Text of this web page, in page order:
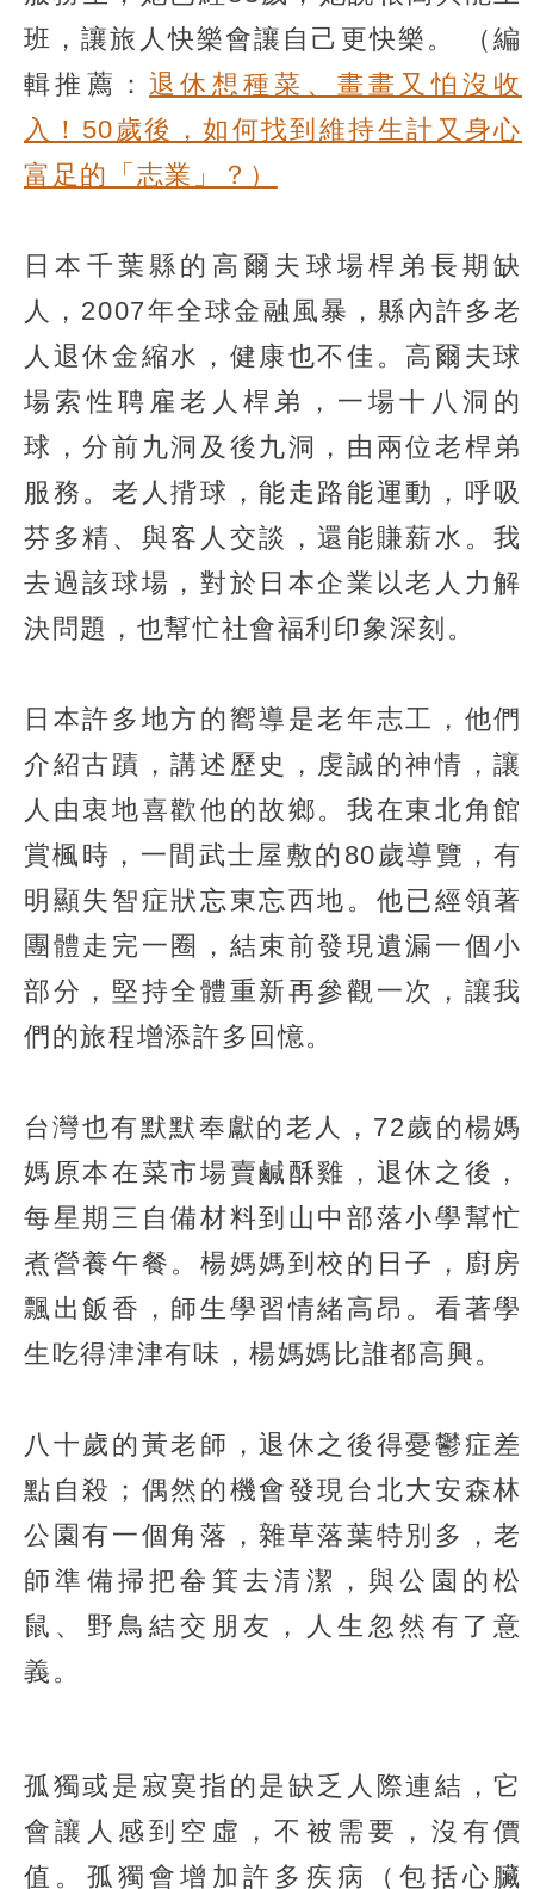
班，讓旅人快樂會讓自己更快樂。
（編
輯推薦：退休想種菜、畫畫又怕沒收
入！50歲後，如何找到維持生計又身心
富足的「志業」？）
日本千葉縣的高爾夫球場桿弟長期缺
人，2007年全球金融風暴，縣內許多老
人退休金縮水，健康也不佳。高爾夫球
場索性聘雇老人桿弟，一場十八洞的
球，分前九洞及後九洞，由兩位老桿弟
服務。老人揹球，能走路能運動，呼吸
芬多精、與客人交談，還能賺薪水。我
去過該球場，對於日本企業以老人力解
決問題，也幫忙社會福利印象深刻。
日本許多地方的嚮導是老年志工，他們
介紹古蹟，講述歷史，虔誠的神情，讓
人由衷地喜歡他的故鄉。我在東北角館
賞楓時，一間武士屋敷的80歲導覽，有
明顯失智症狀忘東忘西地。他已經領著
團體走完一圈，結束前發現遺漏一個小
部分，堅持全體重新再參觀一次，讓我
們的旅程增添許多回憶。
台灣也有默默奉獻的老人，72歲的楊媽
媽原本在菜市場賣鹹酥雞，退休之後，
每星期三自備材料到山中部落小學幫忙
煮營養午餐。楊媽媽到校的日子，廚房
飄出飯香，師生學習情緒高昂。看著學
生吃得津津有味，楊媽媽比誰都高興。
八十歲的黃老師，退休之後得憂鬱症差
點自殺；偶然的機會發現台北大安森林
公園有一個角落，雜草落葉特別多，老
師準備掃把畚箕去清潔，與公園的松
鼠、野鳥結交朋友，人生忽然有了意
義。
孤獨或是寂寞指的是缺乏人際連結，它
會讓人感到空虛，不被需要，沒有價
值。孤獨會增加許多疾病（包括心臟